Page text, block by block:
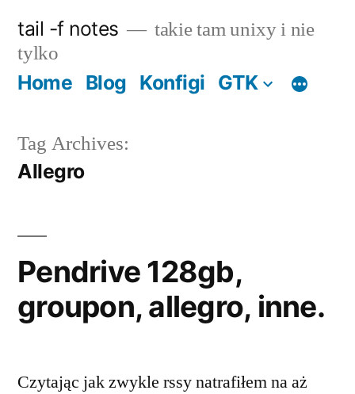
content
tail -f notes
takie tam unixy i nie
tylko
Home Blog Konfigi GTK
Tag Archives:
Allegro
Pendrive 128gb,
groupon, allegro, inne.
Czytając jak zwykle rssy natrafiłem na aż